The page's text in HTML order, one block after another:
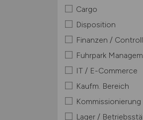
Cargo
Disposition
Finanzen /
Fuhrpark
IT / E-Commerce
Kaufm. Bereich
Kommissionierung
Lager /